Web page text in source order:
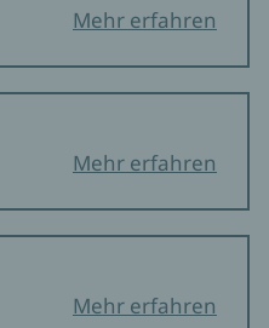
Mehr erfahren
Mehr erfahren
Mehr erfahren